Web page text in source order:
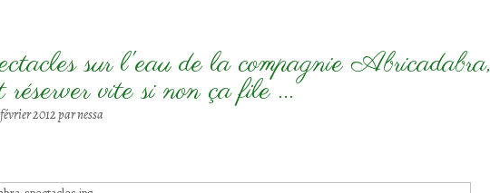
sur l'eau de la compagnie Abricadabra,
vite si non ça file ...
2012par nessa